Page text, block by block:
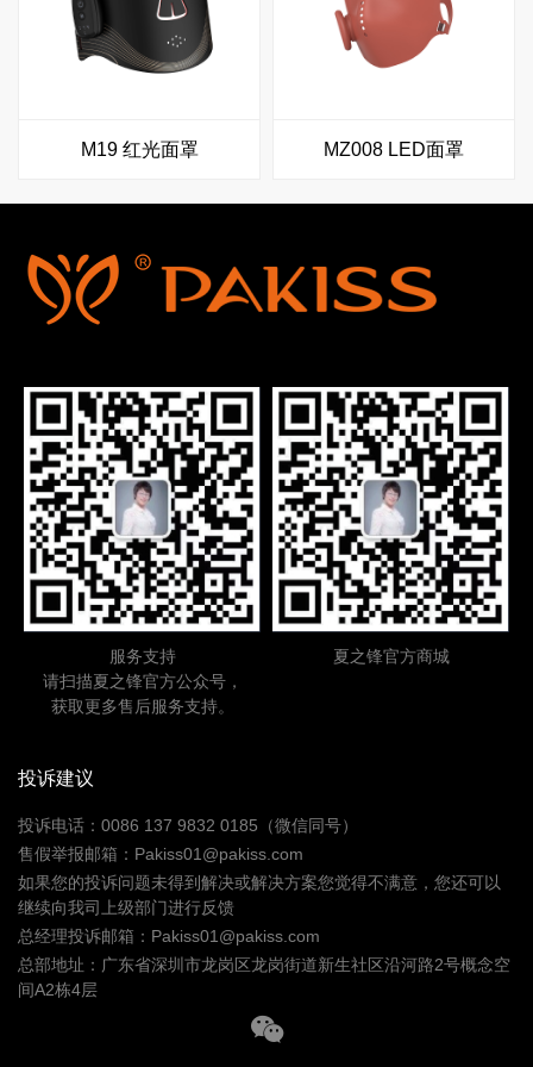
M19 红光面罩 MZ008 LED面罩
服务支持
请扫描夏之锋官方公众号，
获取更多售后服务支持。
夏之锋官方商城
投诉建议
投诉电话：0086 137 9832 0185（微信同号）
售假举报邮箱：Pakiss01@pakiss.com
如果您的投诉问题未得到解决或解决方案您觉得不满意，您还可以
继续向我司上级部门进行反馈
总经理投诉邮箱：Pakiss01@pakiss.com
总部地址：广东省深圳市龙岗区龙岗街道新生社区沿河路2号概念空
间A2栋4层